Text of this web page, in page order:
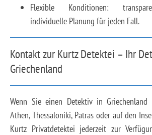
Flexible Konditionen:
individuelle Planung für jeden Fall.
Kontakt zur Kurtz Detektei – Ihr
Griechenland
Wenn Sie einen Detektiv in
Athen, Thessaloniki, Patras oder auf den
Kurtz Privatdetektei jederzeit zur